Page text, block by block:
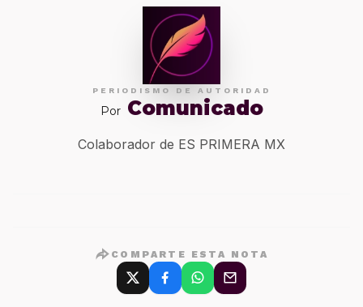
PERIODISMO DE AUTORIDAD
Por Comunicado
Colaborador de ES PRIMERA MX
COMPARTE ESTA NOTA